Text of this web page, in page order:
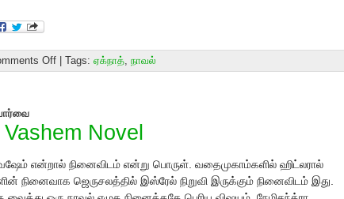
Off | Tags: ஏக்நாத், நாவல்
Vashem Novel
என்றால் நினைவிடம் என்று பொருள். வதைமுகாம்களில் ஹிட்லரால்
நினைவாக ஜெருசலத்தில் இஸ்ரேல் நிறுவி இருக்கும் நினைவிடம் இது.